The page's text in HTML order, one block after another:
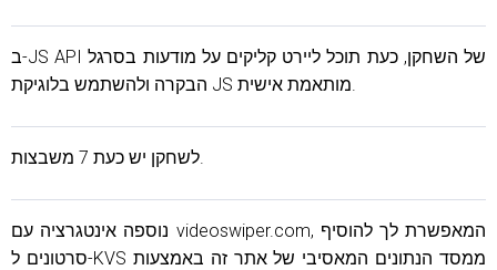
ב-JS API של השחקן, כעת תוכל ליירט קליקים על מודעות בסרגל
הבקרה ולהשתמש בלוגיקת JS מותאמת אישית.
לשחקן יש כעת 7 משבצות.
נוספה אינטגרציה עם videoswiper.com, המאפשרת לך להוסיף
סרטונים ל-KVS ממסד הנתונים המאסיבי של אתר זה באמצעות